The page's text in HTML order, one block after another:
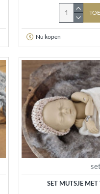
Nu kopen
set
SET MUTSJE